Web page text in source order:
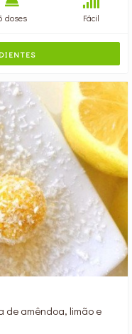
doses Fácil
de amêndoa, limão e